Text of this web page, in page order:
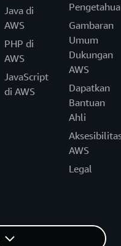
Java di
AWS
PHP di
AWS
JavaScript
di AWS
Gambaran
Umum
Dukungan
AWS
Dapatkan
Bantuan
Ahli
AWS
Legal